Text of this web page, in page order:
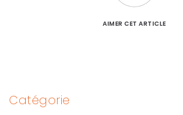
AIMER CET ARTICLE
Catégorie